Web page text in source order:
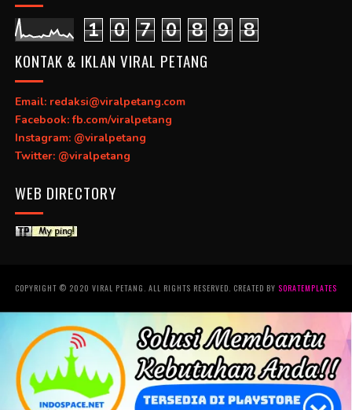
1 0 7 0 8 9 8
KONTAK & IKLAN VIRAL PETANG
Email: redaksi@viralpetang.com
Facebook: fb.com/viralpetang
Instagram: @viralpetang
Twitter: @viralpetang
WEB DIRECTORY
COPYRIGHT © 2020 VIRAL PETANG. ALL RIGHTS RESERVED. CREATED BY SORATEMPLATES